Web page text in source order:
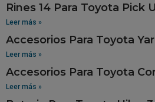
Rines 14 Para Toyota Pick
Leer más »
Accesorios Para Toyota
Leer más »
Accesorios Para Toyota
Leer más »